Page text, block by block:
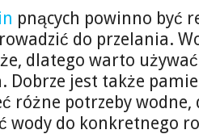
pnących powinno być
do przelania.
dlatego warto
. Dobrze jest także
różne potrzeby wodne,
wody do konkretnego